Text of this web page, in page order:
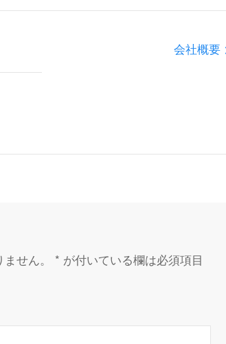
会社概要
せん。 * が付いている欄は必須項目